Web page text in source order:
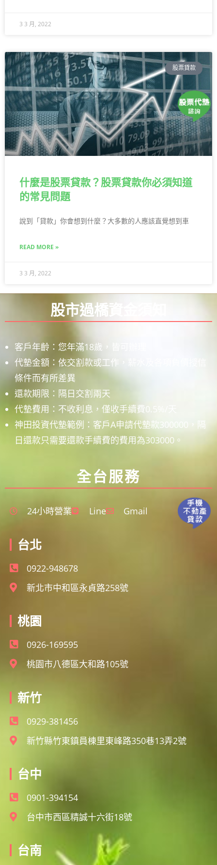
3 3 月, 2022
股票貸款
什麼是股票貸款？股票貸款你必須知道
的常見問題
說到「貸款」你會想到什麼？大多數的人應該直覺想到車
READ MORE »
3 3 月, 2022
股市過橋資金須知
客戶年齡：您年滿18歲，皆可辦理
代墊金額：依交割款或工作，薪水及各項負債授信
條件而有所差異
還款期限：隔日交割兩天
代墊費用：不收利息，僅收手續費0.5%/天
神田投資代墊範例：客戶A申請代墊款300000，隔
日還款只需要還款手續費的費用為303000。
全台服務
24小時營業 Line Gmail
台北
0922-948678
新北市中和區永貞路258號
桃園
0926-169595
桃園市八德區大和路105號
新竹
0929-381456
新竹縣竹東鎮員棟里東峰路350巷13弄2號
台中
0901-394154
台中市西區精誠十六街18號
台南